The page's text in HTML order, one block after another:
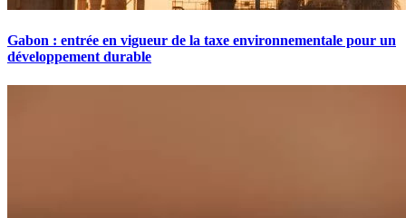
Gabon : entrée en vigueur de la taxe environnementale pour un
développement durable